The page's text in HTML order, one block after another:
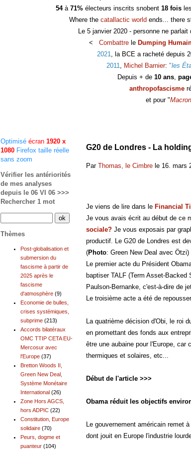
54à 71%électeurs inscrits snobent 18 foisles
Where the catallactic world ends... there
Le 5 janvier 2020 - personne ne
< Combattre le Dumping
2021, la BCE a racheté depuis
2011, Michel Barnier: "les
Depuis + de 10 ans,
anthropofascisme
et pour "
G20 de Londres - La
Par Thomas, le Cimbre le 16. mars
Je viens de lire dans le Financial
Je vous avais écrit au début de ce
sociale? Je vous exposais par
productif. Le G20 de Londres est
(Photo: Green New Deal avec Ötzi)
Le premier acte du Président
baptiser TALF (Term Asset-
Paulson-Bernanke, c'est-à-dire de
Le troisième acte a été de
La quatrième décision d'Obi, le roi
en promettant des fonds aux
être une aubaine pour l'Europe,
thermiques et solaires, etc...
Début de l'article >>>
Obama réduit les objectifs
Le gouvernement américain remet
dont jouit en Europe l'industrie
Optimisé écran 1920 x
1080 Firefox taille réelle
sans zoom
Vérifier les antériorités
de mes analyses
depuis le 06 VI 06 >>>
Rechercher 1 mot
Thèmes
Post-globalisation et
submersion du
fascisme à partir de
2025 après le
fascisme
d'atmosphère (9)
Economie de bulles,
crises systémiques,
subprime (213)
Accords bilatéraux
OMC TTIP CETA EU-
Mercosur avec
l'Europe (37)
Bretton Woods II,
Green New Deal,
Système Monétaire
International (26)
Zone Hors AGCS,
hors ADPIC (22)
Constitution, Europe
solidaire (70)
Peurs, dogme et
puanteur (104)